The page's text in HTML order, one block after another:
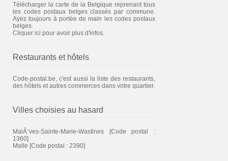
Télécharger la carte de la Belgique reprenant tous
les codes postaux belges classés par commune.
Ayez toujours à portée de main les codes postaux
belges.
Cliquer ici pour avoir plus d'infos.
Restaurants et hôtels
Code-postal.be, c'est aussi la liste des restaurants,
des hôtels et autres commerces dans votre quartier.
Villes choisies au hasard
MalÃ¨ves-Sainte-Marie-Wastines [Code postal :
1360]
Malle [Code postal : 2390]